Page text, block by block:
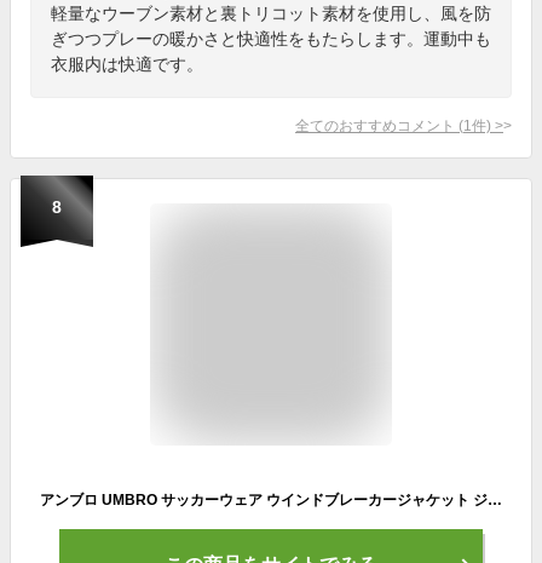
軽量なウーブン素材と裏トリコット素材を使用し、風を防
ぎつつプレーの暖かさと快適性をもたらします。運動中も
衣服内は快適です。
全てのおすすめコメント (1 件) >
8
アンブロ UMBRO サッカーウェア ウインドブレーカージャケット ジュニア はじめて ウーブンジャケット UUJVJF41